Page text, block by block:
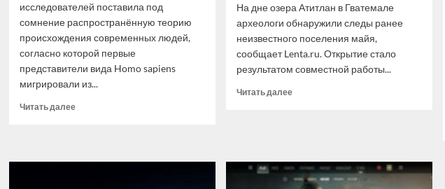
исследователей поставила под
сомнение распространённую теорию
происхождения современных людей,
согласно которой первые
представители вида Homo sapiens
мигрировали из...
Читать далееПрочитать
На дне озера Атитлан в Гватемале
археологи обнаружили следы ранее
неизвестного поселения майя,
сообщает Lenta.ru. Открытие стало
результатом совместной работы...
Читать далееПрочитать
в
Гватемале